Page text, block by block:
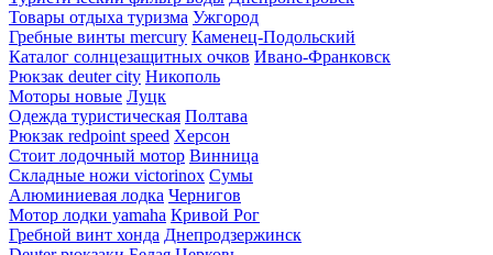
Товары отдыха туризма Ужгород
Гребные винты mercury Каменец-Подольский
Каталог солнцезащитных очков Ивано-Франковск
Рюкзак deuter city Никополь
Моторы новые Луцк
Одежда туристическая Полтава
Рюкзак redpoint speed Херсон
Стоит лодочный мотор Винница
Складные ножи victorinox Сумы
Алюминиевая лодка Чернигов
Мотор лодки yamaha Кривой Рог
Гребной винт хонда Днепродзержинск